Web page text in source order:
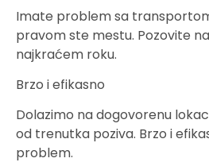
Imate problem sa
pravom ste mestu. Pozovite
najkraćem roku.
Brzo i efikasno
Dolazimo na dogovorenu
od trenutka poziva. Brzo i
problem.